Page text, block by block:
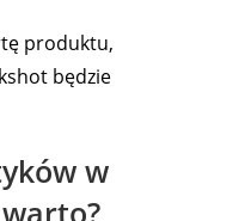
produktu,
będzie
w